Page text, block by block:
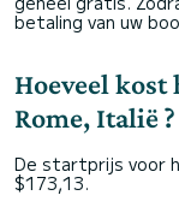
betaling van uw
Hoeveel kost
Rome, Italië ?
De startprijs voor
$173,13.